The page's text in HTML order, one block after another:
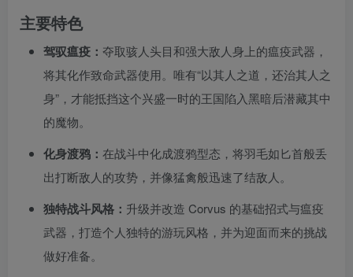
主要特色
驾驭瘟疫： 夺取骇人头目和强大敌人身上的瘟疫武器，
将其化作致命武器使用。唯有“以其人之道，还治其人之
身”，才能抵挡这个兴盛一时的王国陷入黑暗后潜藏其中
的魔物。
化身渡鸦： 在战斗中化成渡鸦型态，将羽毛如匕首般丢
出打断敌人的攻势，并像猛禽般迅速了结敌人。
独特战斗风格： 升级并改造 Corvus 的基础招式与瘟疫
武器，打造个人独特的游玩风格，并为迎面而来的挑战
做好准备。